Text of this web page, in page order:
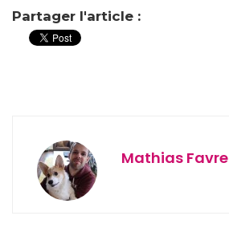
Partager l'article :
Mathias Favre